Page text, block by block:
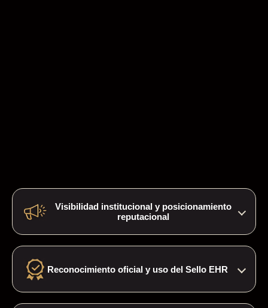
Visibilidad institucional y posicionamiento
reputacional
de la reputación empresarial mediante
reconocimiento público de buenas prácticas en
gestión del agua.
Reconocimiento oficial y uso del Sello EHR